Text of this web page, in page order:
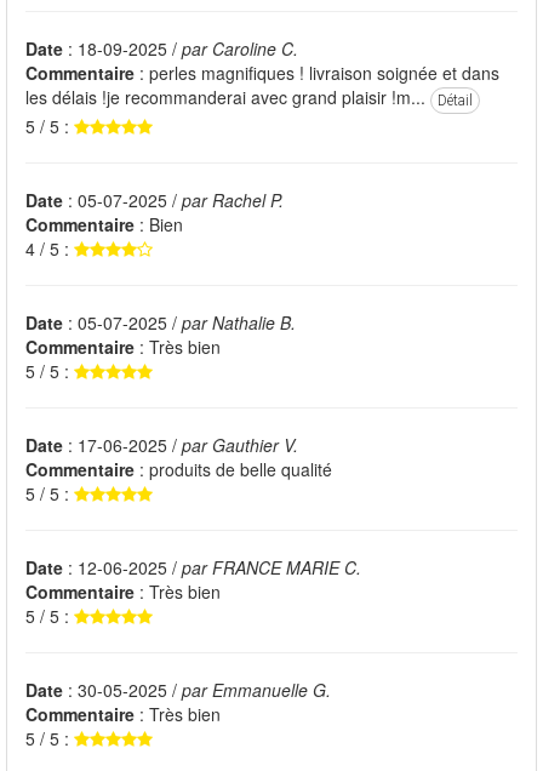
Date : 18-09-2025 / par Caroline C.
Commentaire : perles magnifiques ! livraison soignée et dans
les délais !je recommanderai avec grand plaisir !m...
Détail
5 / 5 :
Date : 05-07-2025 / par Rachel P.
Commentaire : Bien
4 / 5 :
Date : 05-07-2025 / par Nathalie B.
Commentaire : Très bien
5 / 5 :
Date : 17-06-2025 / par Gauthier V.
Commentaire : produits de belle qualité
5 / 5 :
Date : 12-06-2025 / par FRANCE MARIE C.
Commentaire : Très bien
5 / 5 :
Date : 30-05-2025 / par Emmanuelle G.
Commentaire : Très bien
5 / 5 :